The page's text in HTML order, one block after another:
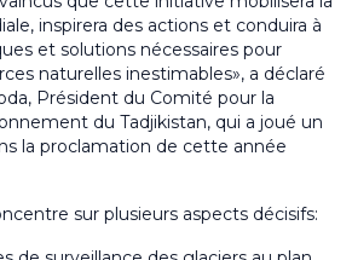
inspirera des actions et conduira à
et solutions nécessaires pour
naturelles inestimables», a déclaré
Président du Comité pour la
du Tadjikistan, qui a joué un
la proclamation de cette année
sur plusieurs aspects décisifs: